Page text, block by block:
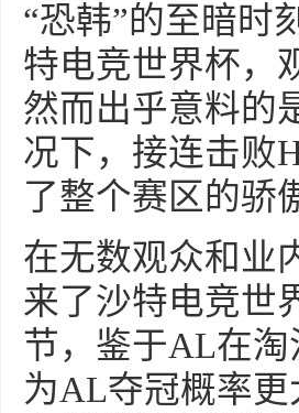
“恐韩”的至暗时
特电竞世界杯，
然而出乎意料的
况下，接连击败
了整个赛区的骄
在无数观众和业
来了沙特电竞世
节，鉴于AL在
为AL夺冠概率更